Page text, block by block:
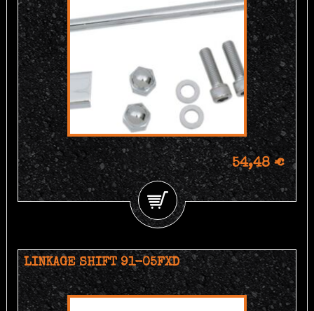
54,48 €
LINKAGE SHIFT 91-05FXD